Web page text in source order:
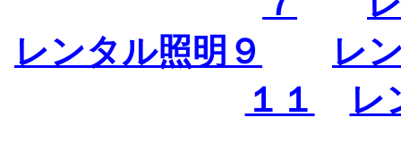
レンタル照明９
レ
１１
レ